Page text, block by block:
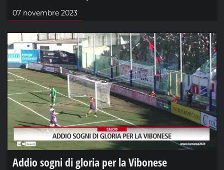
07 novembre 2023
Addio sogni di gloria per la Vibonese